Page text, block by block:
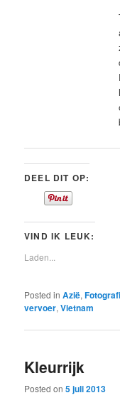
DEEL DIT OP:
VIND IK LEUK:
Laden...
Posted in Azië,
vervoer,Vietnam
Kleurrijk
Posted on5 juli 2013